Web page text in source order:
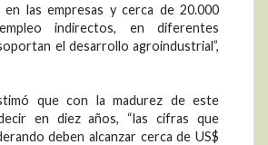
en las empresas y cerca de 20.000
indirectos, en diferentes
el desarrollo agroindustrial”,
que con la madurez de este
en diez años, “las cifras que
deben alcanzar cerca de US$